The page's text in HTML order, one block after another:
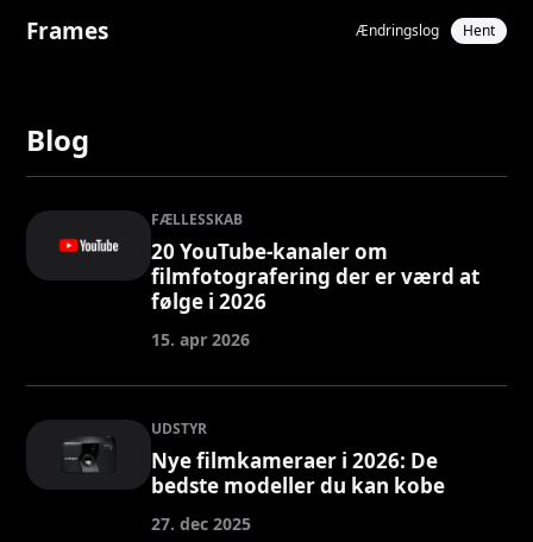
Frames Ændringslog Hent
Blog
FÆLLESSKAB
20 YouTube-kanaler om
filmfotografering der er værd at
følge i 2026
15. apr 2026
UDSTYR
Nye filmkameraer i 2026: De
bedste modeller du kan kobe
27. dec 2025